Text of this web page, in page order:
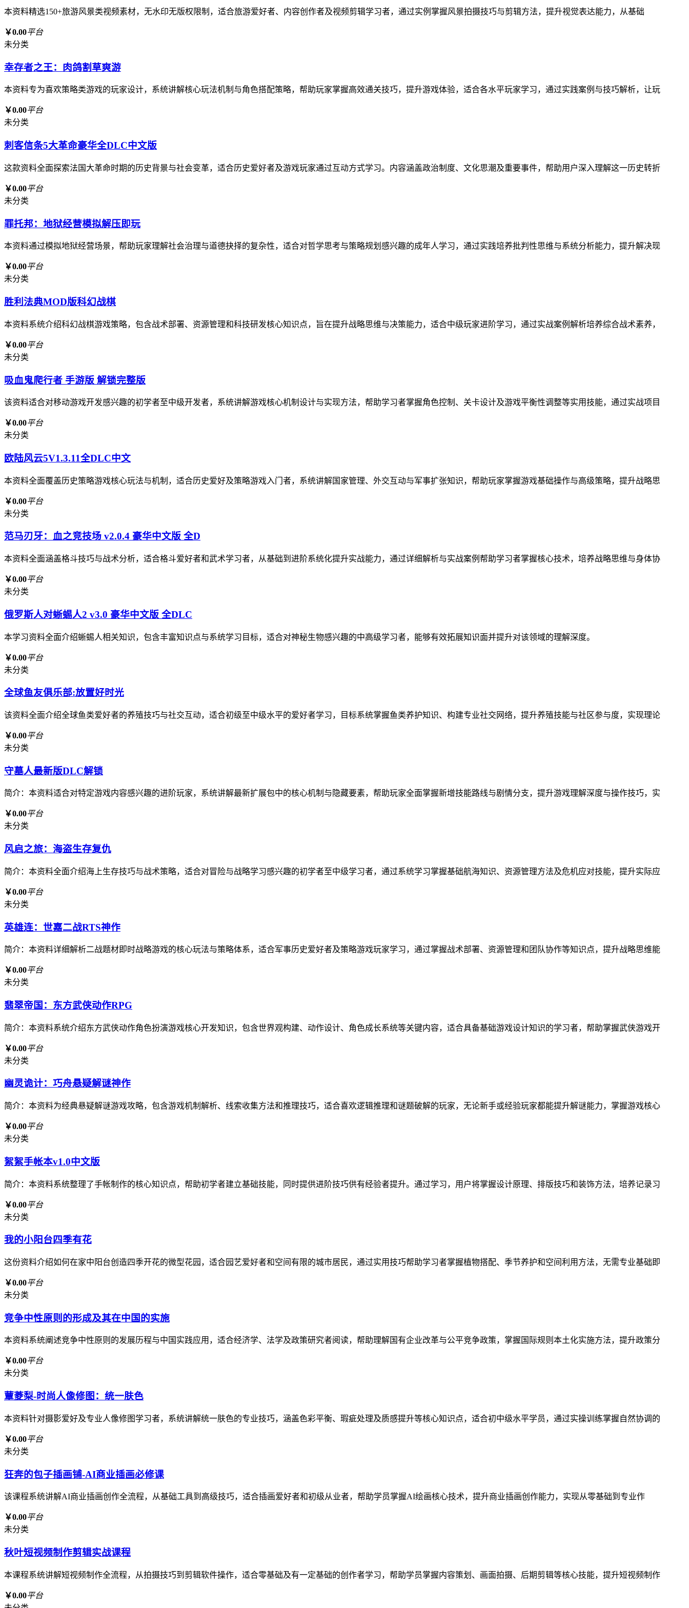
本资料精选150+旅游风景类视频素材，无水印无版权限制，适合旅游爱好者、内容创作者及视频剪辑学习者，通过实例掌握风景拍摄技巧与剪辑方法，提升视觉表达能力，从基础
￥0.00平台
未分类
幸存者之王：肉鸽割草爽游
本资料专为喜欢策略类游戏的玩家设计，系统讲解核心玩法机制与角色搭配策略，帮助玩家掌握高效通关技巧，提升游戏体验，适合各水平玩家学习，通过实践案例与技巧解析，让玩
￥0.00平台
未分类
刺客信条5大革命豪华全DLC中文版
这款资料全面探索法国大革命时期的历史背景与社会变革，适合历史爱好者及游戏玩家通过互动方式学习。内容涵盖政治制度、文化思潮及重要事件，帮助用户深入理解这一历史转折
￥0.00平台
未分类
罪托邦：地狱经营模拟解压即玩
本资料通过模拟地狱经营场景，帮助玩家理解社会治理与道德抉择的复杂性，适合对哲学思考与策略规划感兴趣的成年人学习，通过实践培养批判性思维与系统分析能力，提升解决现
￥0.00平台
未分类
胜利法典MOD版科幻战棋
本资料系统介绍科幻战棋游戏策略，包含战术部署、资源管理和科技研发核心知识点，旨在提升战略思维与决策能力，适合中级玩家进阶学习，通过实战案例解析培养综合战术素养，
￥0.00平台
未分类
吸血鬼爬行者 手游版 解锁完整版
该资料适合对移动游戏开发感兴趣的初学者至中级开发者，系统讲解游戏核心机制设计与实现方法，帮助学习者掌握角色控制、关卡设计及游戏平衡性调整等实用技能，通过实战项目
￥0.00平台
未分类
欧陆风云5V1.3.11全DLC中文
本资料全面覆盖历史策略游戏核心玩法与机制，适合历史爱好及策略游戏入门者，系统讲解国家管理、外交互动与军事扩张知识，帮助玩家掌握游戏基础操作与高级策略，提升战略思
￥0.00平台
未分类
范马刃牙：血之竞技场 v2.0.4 豪华中文版 全D
本资料全面涵盖格斗技巧与战术分析，适合格斗爱好者和武术学习者，从基础到进阶系统化提升实战能力，通过详细解析与实战案例帮助学习者掌握核心技术，培养战略思维与身体协
￥0.00平台
未分类
俄罗斯人对蜥蜴人2 v3.0 豪华中文版 全DLC
本学习资料全面介绍蜥蜴人相关知识，包含丰富知识点与系统学习目标，适合对神秘生物感兴趣的中高级学习者，能够有效拓展知识面并提升对该领域的理解深度。
￥0.00平台
未分类
全球鱼友俱乐部:放置好时光
该资料全面介绍全球鱼类爱好者的养殖技巧与社交互动，适合初级至中级水平的爱好者学习，目标系统掌握鱼类养护知识、构建专业社交网络，提升养殖技能与社区参与度，实现理论
￥0.00平台
未分类
守墓人最新版DLC解锁
简介：本资料适合对特定游戏内容感兴趣的进阶玩家，系统讲解最新扩展包中的核心机制与隐藏要素，帮助玩家全面掌握新增技能路线与剧情分支，提升游戏理解深度与操作技巧，实
￥0.00平台
未分类
风启之旅：海盗生存复仇
简介：本资料全面介绍海上生存技巧与战术策略，适合对冒险与战略学习感兴趣的初学者至中级学习者，通过系统学习掌握基础航海知识、资源管理方法及危机应对技能，提升实际应
￥0.00平台
未分类
英雄连：世嘉二战RTS神作
简介：本资料详细解析二战题材即时战略游戏的核心玩法与策略体系，适合军事历史爱好者及策略游戏玩家学习，通过掌握战术部署、资源管理和团队协作等知识点，提升战略思维能
￥0.00平台
未分类
翡翠帝国：东方武侠动作RPG
简介：本资料系统介绍东方武侠动作角色扮演游戏核心开发知识，包含世界观构建、动作设计、角色成长系统等关键内容，适合具备基础游戏设计知识的学习者，帮助掌握武侠游戏开
￥0.00平台
未分类
幽灵诡计：巧舟悬疑解谜神作
简介：本资料为经典悬疑解谜游戏攻略，包含游戏机制解析、线索收集方法和推理技巧，适合喜欢逻辑推理和谜题破解的玩家，无论新手或经验玩家都能提升解谜能力，掌握游戏核心
￥0.00平台
未分类
絮絮手帐本v1.0中文版
简介：本资料系统整理了手帐制作的核心知识点，帮助初学者建立基础技能，同时提供进阶技巧供有经验者提升。通过学习，用户将掌握设计原理、排版技巧和装饰方法，培养记录习
￥0.00平台
未分类
我的小阳台四季有花
这份资料介绍如何在家中阳台创造四季开花的微型花园，适合园艺爱好者和空间有限的城市居民，通过实用技巧帮助学习者掌握植物搭配、季节养护和空间利用方法，无需专业基础即
￥0.00平台
未分类
竞争中性原则的形成及其在中国的实施
本资料系统阐述竞争中性原则的发展历程与中国实践应用，适合经济学、法学及政策研究者阅读，帮助理解国有企业改革与公平竞争政策，掌握国际规则本土化实施方法，提升政策分
￥0.00平台
未分类
蕈菱梨-时尚人像修图：统一肤色
本资料针对摄影爱好及专业人像修图学习者，系统讲解统一肤色的专业技巧，涵盖色彩平衡、瑕疵处理及质感提升等核心知识点，适合初中级水平学员，通过实操训练掌握自然协调的
￥0.00平台
未分类
狂奔的包子插画铺-AI商业插画必修课
该课程系统讲解AI商业插画创作全流程，从基础工具到高级技巧，适合插画爱好者和初级从业者，帮助学员掌握AI绘画核心技术，提升商业插画创作能力，实现从零基础到专业作
￥0.00平台
未分类
秋叶短视频制作剪辑实战课程
本课程系统讲解短视频制作全流程，从拍摄技巧到剪辑软件操作，适合零基础及有一定基础的创作者学习，帮助学员掌握内容策划、画面拍摄、后期剪辑等核心技能，提升短视频制作
￥0.00平台